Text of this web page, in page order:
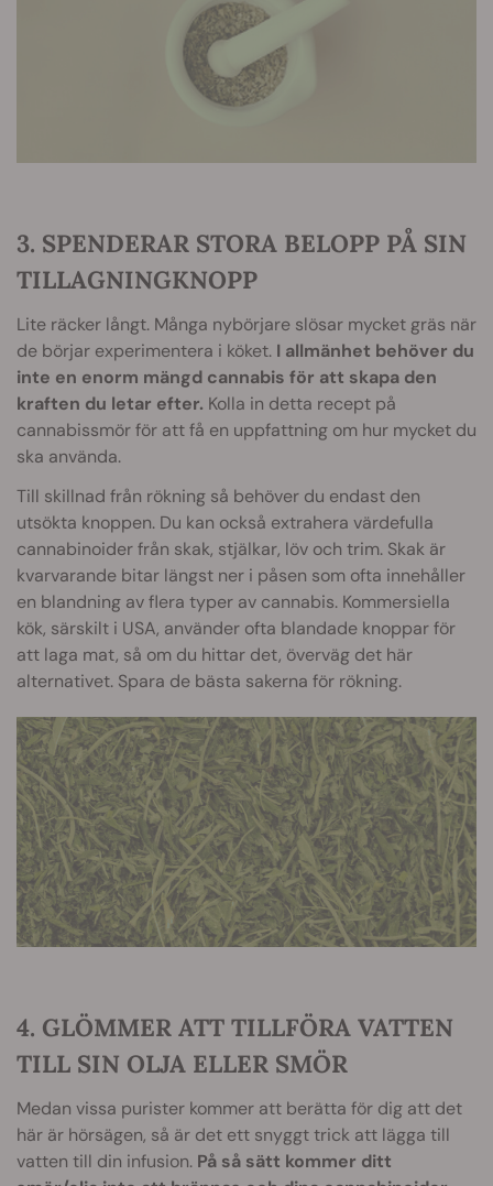
3. SPENDERAR STORA BELOPP PÅ SIN
TILLAGNINGKNOPP
Lite räcker långt. Många nybörjare slösar mycket gräs när
de börjar experimentera i köket. I allmänhet behöver du
inte en enorm mängd cannabis för att skapa den
kraften du letar efter. Kolla in detta recept på
cannabissmör för att få en uppfattning om hur mycket du
ska använda.
Till skillnad från rökning så behöver du endast den
utsökta knoppen. Du kan också extrahera värdefulla
cannabinoider från skak, stjälkar, löv och trim. Skak är
kvarvarande bitar längst ner i påsen som ofta innehåller
en blandning av flera typer av cannabis. Kommersiella
kök, särskilt i USA, använder ofta blandade knoppar för
att laga mat, så om du hittar det, överväg det här
alternativet. Spara de bästa sakerna för rökning.
4. GLÖMMER ATT TILLFÖRA VATTEN
TILL SIN OLJA ELLER SMÖR
Medan vissa purister kommer att berätta för dig att det
här är hörsägen, så är det ett snyggt trick att lägga till
vatten till din infusion. På så sätt kommer ditt